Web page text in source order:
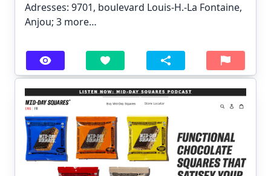
Adresses: 9701, boulevard Louis-H.-La Fontaine,
Anjou; 3 more…